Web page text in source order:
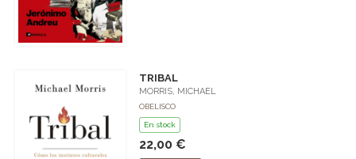
TRIBAL
MORRIS, MICHAEL
OBELISCO
En stock
22,00 €